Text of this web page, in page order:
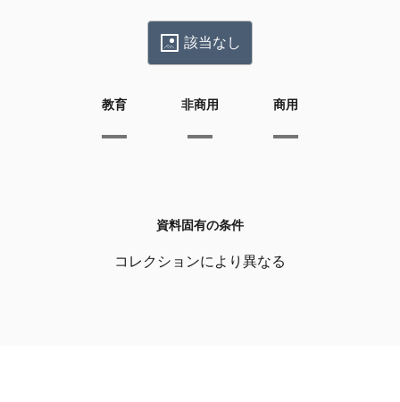
該当なし
教育 非商用 商用
資料固有の条件
コレクションにより異なる